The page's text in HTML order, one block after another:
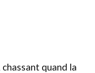
quand la